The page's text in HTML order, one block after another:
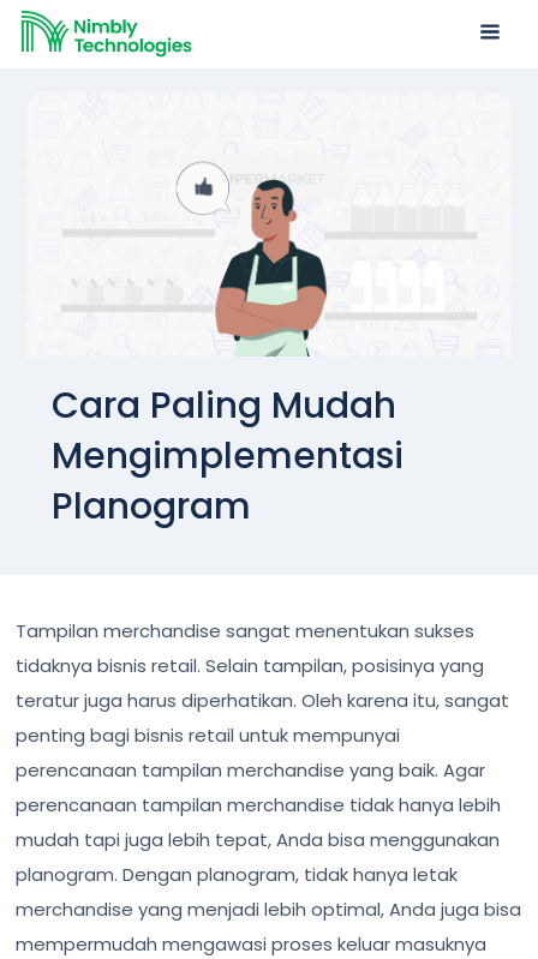
Cara Paling Mudah
Mengimplementasi
Planogram
Tampilan merchandise sangat menentukan sukses
tidaknya bisnis retail. Selain tampilan, posisinya yang
teratur juga harus diperhatikan. Oleh karena itu, sangat
penting bagi bisnis retail untuk mempunyai
perencanaan tampilan merchandise yang baik. Agar
perencanaan tampilan merchandise tidak hanya lebih
mudah tapi juga lebih tepat, Anda bisa menggunakan
planogram. Dengan planogram, tidak hanya letak
merchandise yang menjadi lebih optimal, Anda juga bisa
mempermudah mengawasi proses keluar masuknya